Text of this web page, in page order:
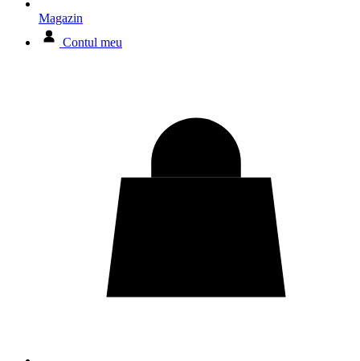
Magazin
Contul meu